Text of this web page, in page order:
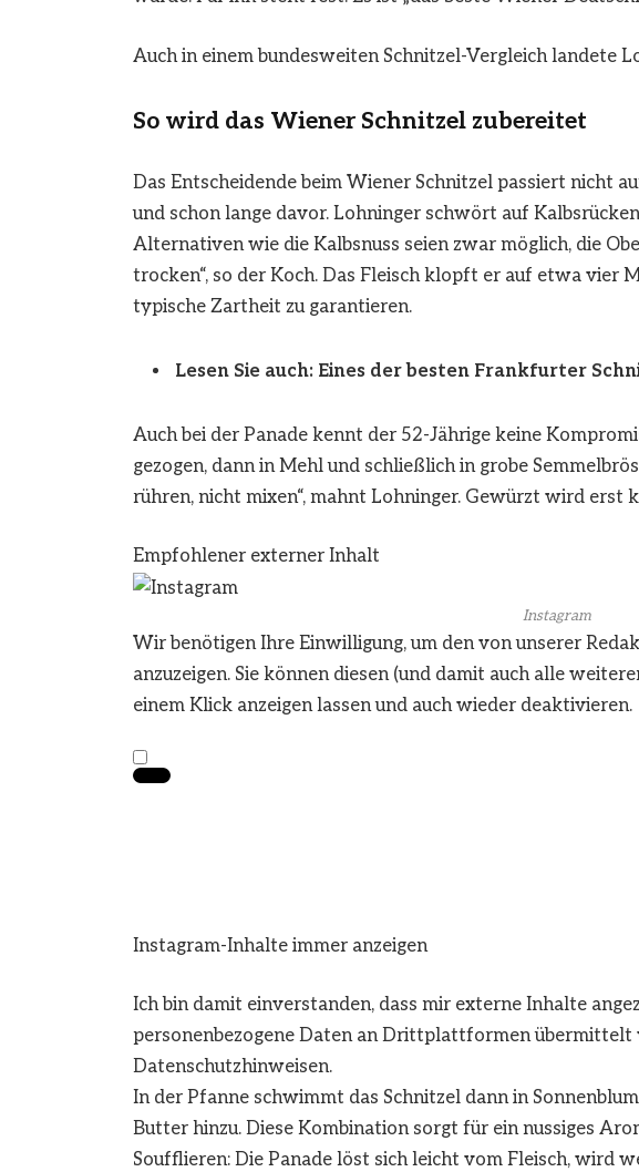
Auch in einem bundesweiten Schnitzel-Vergleich landete
So wird das Wiener Schnitzel zubereitet
Das Entscheidende beim Wiener Schnitzel passiert nicht
und schon lange davor. Lohninger schwört auf
Alternativen wie die Kalbsnuss seien zwar möglich, die
trocken“, so der Koch. Das Fleisch klopft er auf etwa vier
typische Zartheit zu garantieren.
Lesen Sie auch: Eines der besten Frankfurter
Auch bei der Panade kennt der 52-Jährige keine
gezogen, dann in Mehl und schließlich in grobe
rühren, nicht mixen“, mahnt Lohninger. Gewürzt wird erst
Empfohlener externer Inhalt
Instagram
Wir benötigen Ihre Einwilligung, um den von unserer
anzuzeigen. Sie können diesen (und damit auch alle
einem Klick anzeigen lassen und auch wieder deaktivieren.
Instagram-Inhalte immer anzeigen
Ich bin damit einverstanden, dass mir externe Inhalte
personenbezogene Daten an Drittplattformen übermittelt
Datenschutzhinweisen.
In der Pfanne schwimmt das Schnitzel dann in
Butter hinzu. Diese Kombination sorgt für ein nussiges
Soufflieren: Die Panade löst sich leicht vom Fleisch, wird